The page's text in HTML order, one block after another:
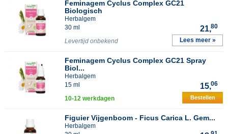
Feminagem Cyclus Complex GC21
Biologisch
Herbalgem
30 ml
21,80
Levertijd onbekend Lees meer »
Feminagem Cyclus Complex GC21 Spray
Biol...
Herbalgem
15 ml
15,06
10-12 werkdagen Bestellen
Figuier Vijgenboom - Ficus Carica L. Gem...
Herbalgem